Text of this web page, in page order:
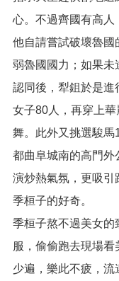
市
政
信
箱
常
問
題
桃
園
市
入
口
網
站
心。不過齊國有高人
他自請嘗試破壞魯國
弱魯國國力；如果未
認同後，犁鉏於是進
女子80人，再穿上
舞。此外又挑選駿
都曲阜城南的高門外
演炒熱氣氛，更吸引
季桓子的好奇。
季桓子熬不過美女的
服，偷偷跑去現場
少遍，樂此不疲，